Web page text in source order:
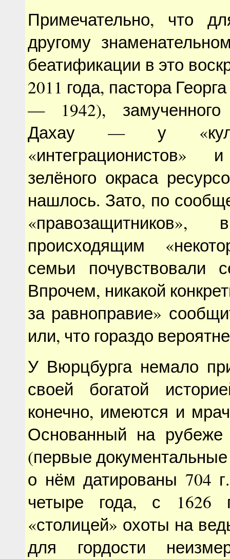
Примечательно, что
другому
беатификации в это
2011 года, пастора
— 1942),
Дахау — у
«интеграционистов»
зелёного окраса
нашлось. Зато, по
происходящим
семьи почувствовали
Впрочем, никакой
за равноправие»
или, что гораздо
У Вюрцбурга немало
своей богатой
конечно, имеются и
Основанный на
(первые документальные
о нём датированы 704
четыре года, с 1626
«столицей» охоты на
для гордости